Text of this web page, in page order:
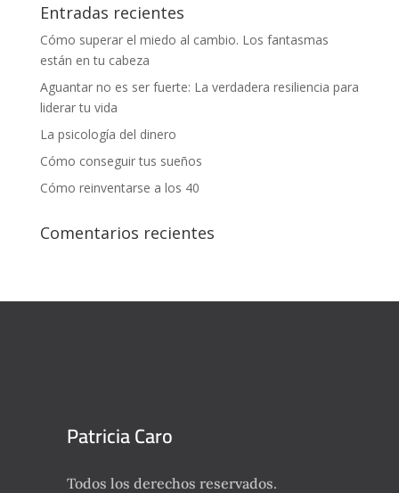
Entradas recientes
Cómo superar el miedo al cambio. Los fantasmas
están en tu cabeza
Aguantar no es ser fuerte: La verdadera resiliencia para
liderar tu vida
La psicología del dinero
Cómo conseguir tus sueños
Cómo reinventarse a los 40
Comentarios recientes
Patricia Caro
Todos los derechos reservados.